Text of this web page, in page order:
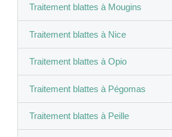
Traitement blattes à Mougins
Traitement blattes à Nice
Traitement blattes à Opio
Traitement blattes à Pégomas
Traitement blattes à Peille